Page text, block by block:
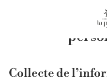
Collecte de